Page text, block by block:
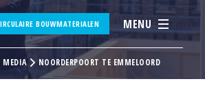
BOUWMATERIALEN MENU
MEDIA NOORDERPOORT TE EMMELOORD